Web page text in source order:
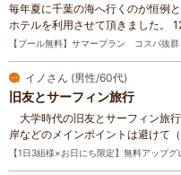
毎年夏に千葉の海へ行くのが恒例
ホテルを利用させて頂きました。
【プール無料】サマープラン コスパ抜
イノさん (男性/60代)
旧友とサーフィン旅行
大学時代の旧友とサーフィン旅
岸などのメインポイントは避けて
【1日3組様×お日にち限定】無料アップ